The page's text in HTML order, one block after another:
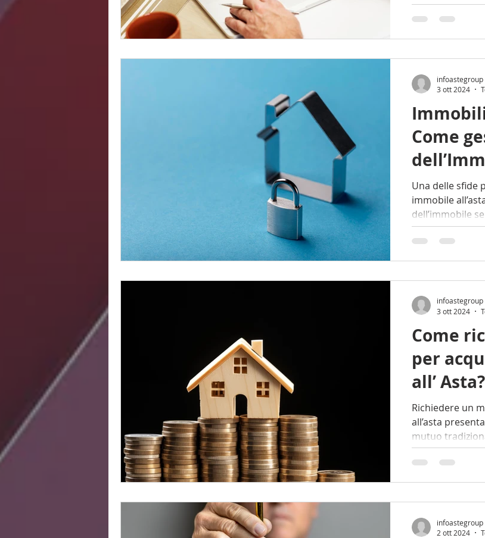
Come
Una delle sfide
immobile
infoastegroup
3 ott 2024
Come
per
all’ Asta?
Richiedere un
all’asta presenta alcune peculiarità rispetto a un
mutuo
infoastegroup
3 ott 2024
infoastegroup
2 ott 2024